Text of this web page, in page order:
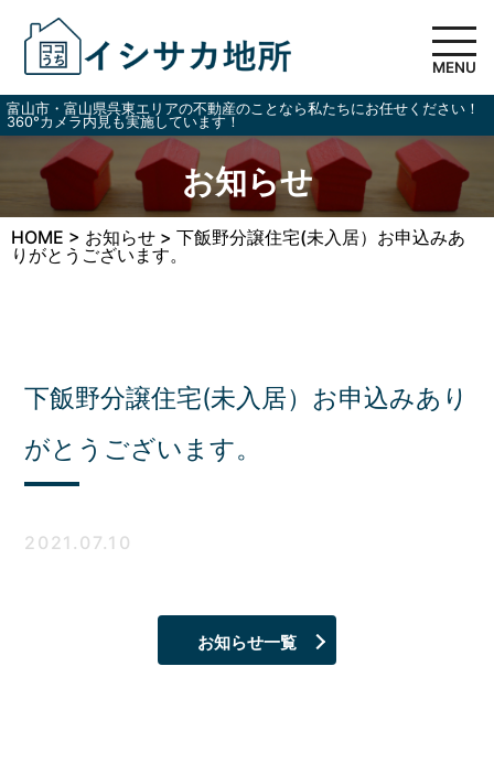
MENU
富山市・富山県呉東エリアの不動産のことなら私たちにお任せください！
360°カメラ内見も実施しています！
お知らせ
HOME > お知らせ > 下飯野分譲住宅(未入居）お申込みあ
りがとうございます。
下飯野分譲住宅(未入居）お申込みあり
がとうございます。
2021.07.10
お知らせ一覧